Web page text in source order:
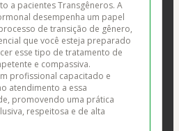
a pacientes Transgêneros. A
desempenha um papel
de transição de gênero,
que você esteja preparado
esse tipo de tratamento de
e compassiva.
profissional capacitado e
atendimento a essa
promovendo uma prática
respeitosa e de alta